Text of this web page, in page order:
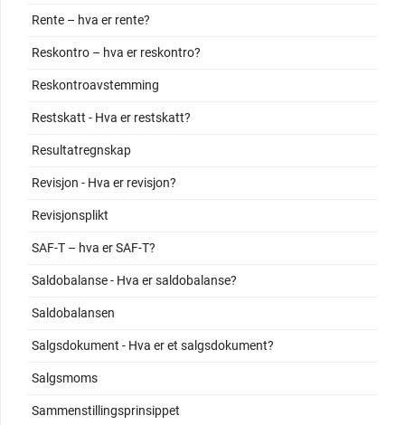
Rente – hva er rente?
Reskontro – hva er reskontro?
Reskontroavstemming
Restskatt - Hva er restskatt?
Resultatregnskap
Revisjon - Hva er revisjon?
Revisjonsplikt
SAF-T – hva er SAF-T?
Saldobalanse - Hva er saldobalanse?
Saldobalansen
Salgsdokument - Hva er et salgsdokument?
Salgsmoms
Sammenstillingsprinsippet